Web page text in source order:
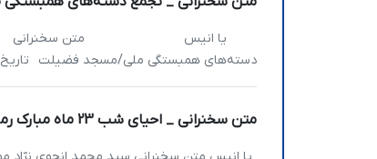
یا انیس متن سخنرانی سید
دسته‌های همبستگی ملی/مسجد فضیلت
متن سخنرانی _ احیای شب 23 ماه مبارک رمضان 1404